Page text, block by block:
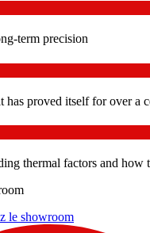
term precision
has proved itself for over a
thermal factors and how
le showroom